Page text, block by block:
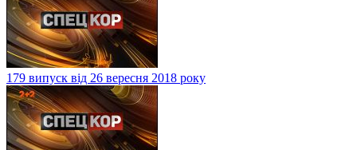
179 випуск від 26 вересня 2018 року